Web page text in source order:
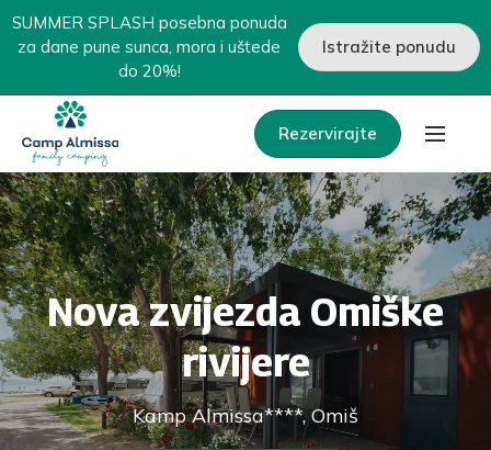
SUMMER SPLASH posebna ponuda
za dane pune sunca, mora i uštede
do 20%!
Istražite ponudu
Rezervirajte
Nova zvijezda Omiške
rivijere
Kamp Almissa****, Omiš